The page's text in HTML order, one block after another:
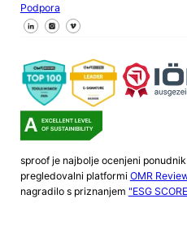
Podpora
Sledite nam na Facebooku
Sledite nam na X
Sledite nam na
sproof je najbolje ocenjeni
pregledovalni platformi OMR
nagradilo s priznanjem "ESG